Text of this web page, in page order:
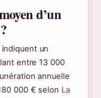
d’un
un
entre 13 000
annuelle
000 € selon La